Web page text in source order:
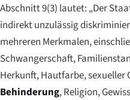
Abschnitt 9(3) lautet: „Der
indirekt unzulässig
mehreren Merkmalen,
Schwangerschaft,
Herkunft, Hautfarbe, sexueller
Behinderung, Religion,